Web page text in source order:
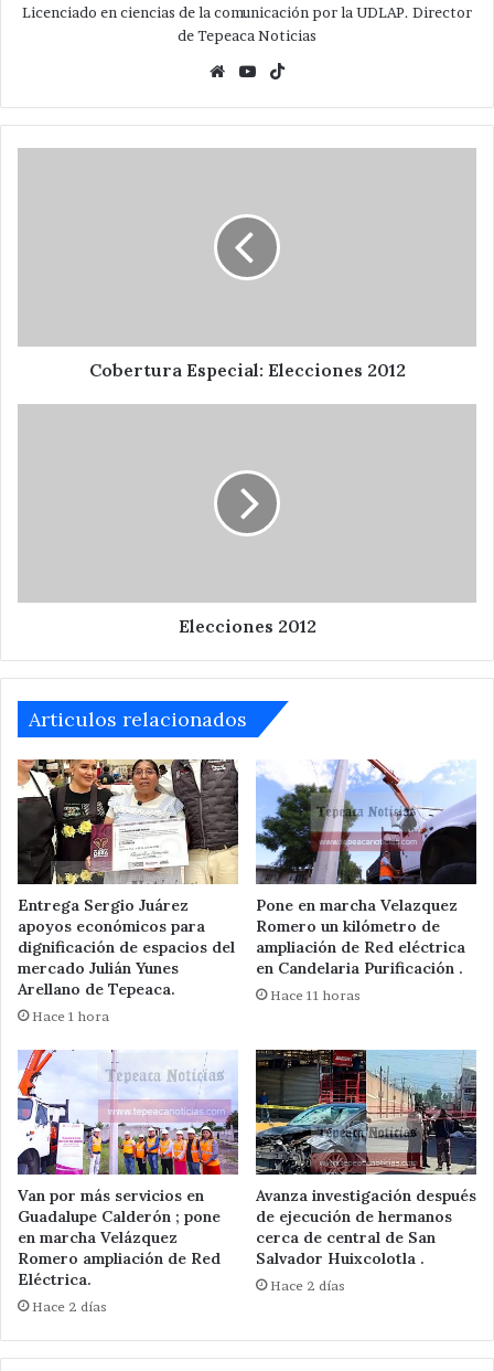
Licenciado en ciencias de la comunicación por la UDLAP. Director
de Tepeaca Noticias
WebsiteYouTube
Cobertura Especial: Elecciones 2012
Elecciones 2012
Articulos relacionados
Entrega Sergio Juárez
apoyos económicos para
dignificación de espacios del
mercado Julián Yunes
Arellano de Tepeaca.
Hace 1 hora
Pone en marcha Velazquez
Romero un kilómetro de
ampliación de Red eléctrica
en Candelaria Purificación .
Hace 11 horas
Van por más servicios en
Guadalupe Calderón ; pone
en marcha Velázquez
Romero ampliación de Red
Eléctrica.
Hace 2 días
Avanza investigación después
de ejecución de hermanos
cerca de central de San
Salvador Huixcolotla .
Hace 2 días